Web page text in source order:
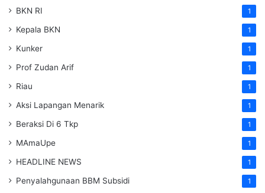
BKN RI 1
Kepala BKN 1
Kunker 1
Prof Zudan Arif 1
Riau 1
Aksi Lapangan Menarik 1
Beraksi Di 6 Tkp 1
MAmaUpe 1
HEADLINE NEWS 1
Penyalahgunaan BBM Subsidi 1